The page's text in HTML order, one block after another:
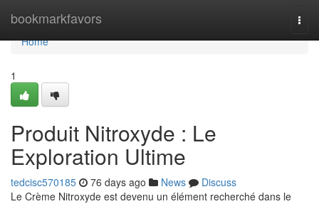
bookmarkfavors
Home
Home
1
Produit Nitroxyde : Le
Exploration Ultime
tedcisc570185 76 days ago News
Discuss
Le Crème Nitroxyde est devenu un élément recherché dans le